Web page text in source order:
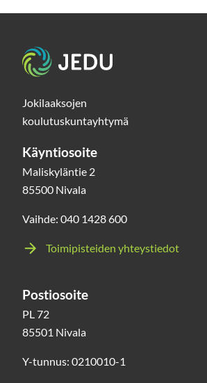
Etusivu
Jokilaaksojen
koulutuskuntayhtymä
Käyntiosoite
Maliskyläntie 2
85500 Nivala
Vaihde: 040 1428 600
Toimipisteiden yhteystiedot
Postiosoite
PL 72
85501 Nivala
Y-tunnus: 0210010-1